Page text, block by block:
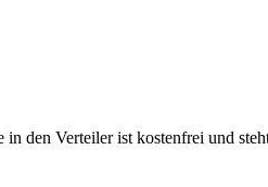
den Verteiler ist kostenfrei und